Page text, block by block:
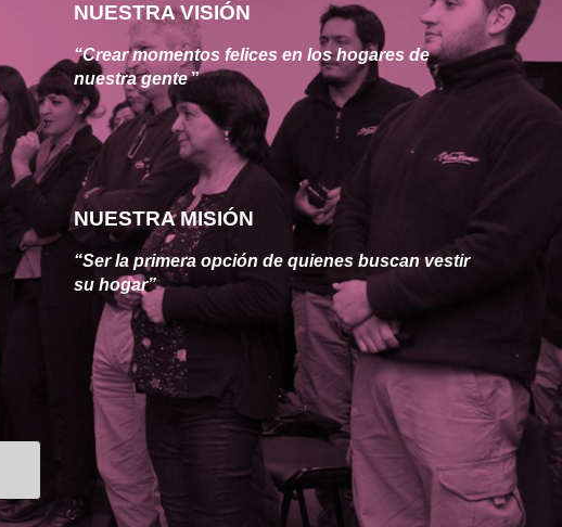
NUESTRA VISIÓN
“Crear momentos felices en los hogares de
nuestra gente”
NUESTRA MISIÓN
“Ser la primera opción de quienes buscan vestir
su hogar”